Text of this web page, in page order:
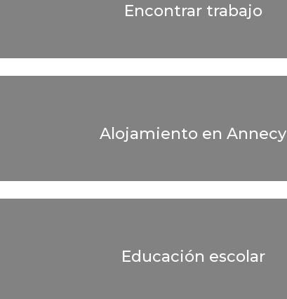
Encontrar trabajo
Alojamiento en Annecy
Educación escolar